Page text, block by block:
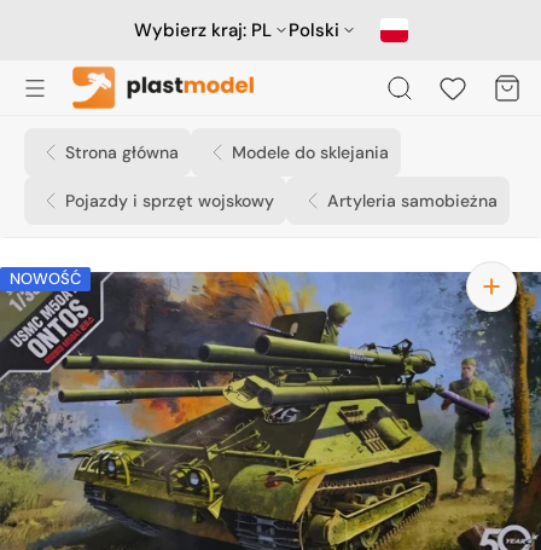
Wybierz kraj: PL Polski
Koszyk
Strona główna Modele do sklejania
Pojazdy i sprzęt wojskowy Artyleria samobieżna
NOWOŚĆ
Otwórz
media
1
w
widoku
galerii